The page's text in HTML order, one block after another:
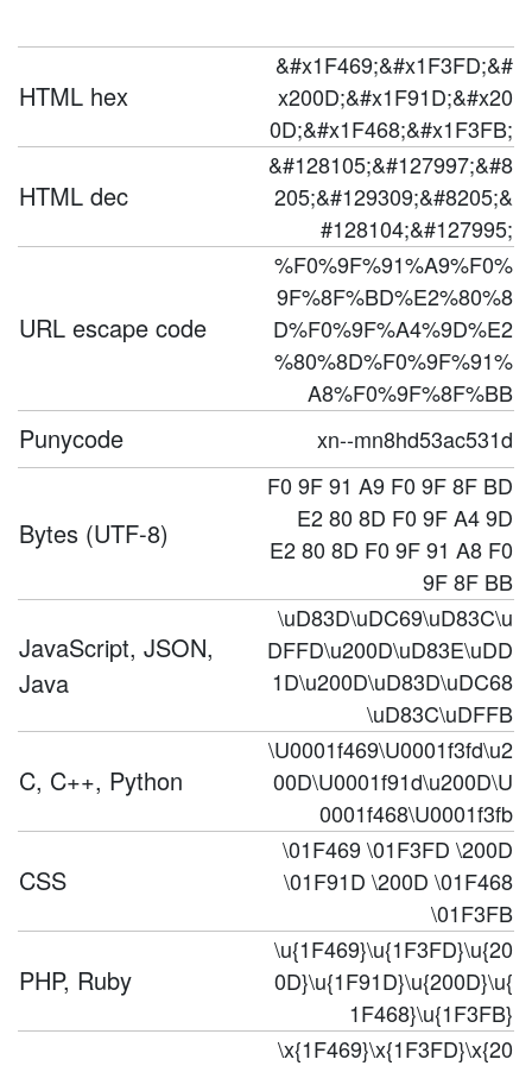
HTML hex
&#x1F469;&#x1F3FD;&#
x200D;&#x1F91D;&#x20
0D;&#x1F468;&#x1F3FB;
HTML dec
&#128105;&#127997;&#8
205;&#129309;&#8205;&
#128104;&#127995;
URL escape code
%F0%9F%91%A9%F0%
9F%8F%BD%E2%80%8
D%F0%9F%A4%9D%E2
%80%8D%F0%9F%91%
A8%F0%9F%8F%BB
Punycode xn--mn8hd53ac531d
Bytes (UTF-8)
F0 9F 91 A9 F0 9F 8F BD
E2 80 8D F0 9F A4 9D
E2 80 8D F0 9F 91 A8 F0
9F 8F BB
JavaScript, JSON,
Java
\uD83D\uDC69\uD83C\u
DFFD\u200D\uD83E\uDD
1D\u200D\uD83D\uDC68
\uD83C\uDFFB
C, C++, Python
\U0001f469\U0001f3fd\u2
00D\U0001f91d\u200D\U
0001f468\U0001f3fb
CSS
\01F469 \01F3FD \200D
\01F91D \200D \01F468
\01F3FB
PHP, Ruby
\u{1F469}\u{1F3FD}\u{20
0D}\u{1F91D}\u{200D}\u{
1F468}\u{1F3FB}
\x{1F469}\x{1F3FD}\x{20